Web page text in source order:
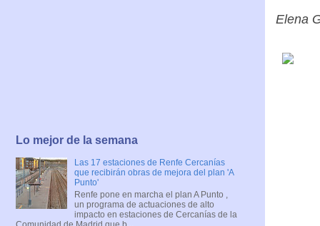
Elena
Lo mejor de la semana
Las 17 estaciones de Renfe Cercanías
que recibirán obras de mejora del plan 'A
Punto'
Renfe pone en marcha el plan A Punto ,
un programa de actuaciones de alto
impacto en estaciones de Cercanías de la